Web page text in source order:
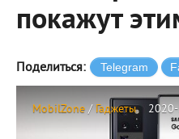
покажут
Поделиться:
MobilZone / Гаджеты